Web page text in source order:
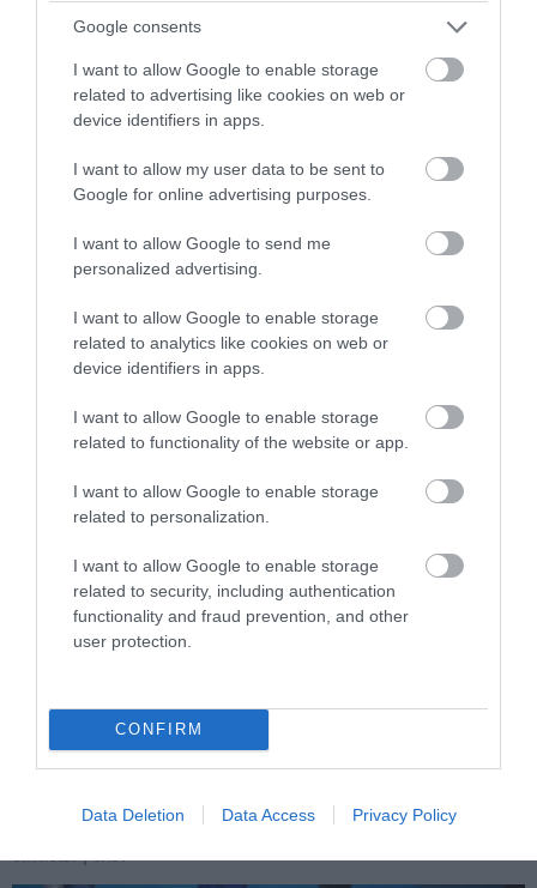
Google consents
I want to allow Google to enable storage
related to advertising like cookies on web or
device identifiers in apps.
I want to allow my user data to be sent to
Google for online advertising purposes.
I want to allow Google to send me
personalized advertising.
I want to allow Google to enable storage
related to analytics like cookies on web or
device identifiers in apps.
I want to allow Google to enable storage
related to functionality of the website or app.
I want to allow Google to enable storage
related to personalization.
I want to allow Google to enable storage
related to security, including authentication
functionality and fraud prevention, and other
user protection.
CONFIRM
Data Deletion Data Access Privacy Policy
«Έξαλλος» ο Ν.Τραμπ με δημοσιεύματα
περί ελλείψεων στα πυρομαχικά μετά
τον πόλεμο με το Ιράν – «Έχουμε
06.08.2026 | 10:16
Ν.Τραμπ: Διέκοψε ομιλία του για να
απομακρύνει παιδί από την άκρη της
σκηνής – «Δεν ήθελα να πέσει»
06.08.2026 | 07:51